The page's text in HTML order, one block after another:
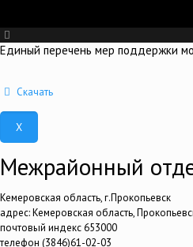
Единый перечень мер поддержки
Скачать
X
Межрайонный
Кемеровская область, г.Прокопьевск
адрес: Кемеровская область,
почтовый индекс 653000
телефон (3846)61-02-03